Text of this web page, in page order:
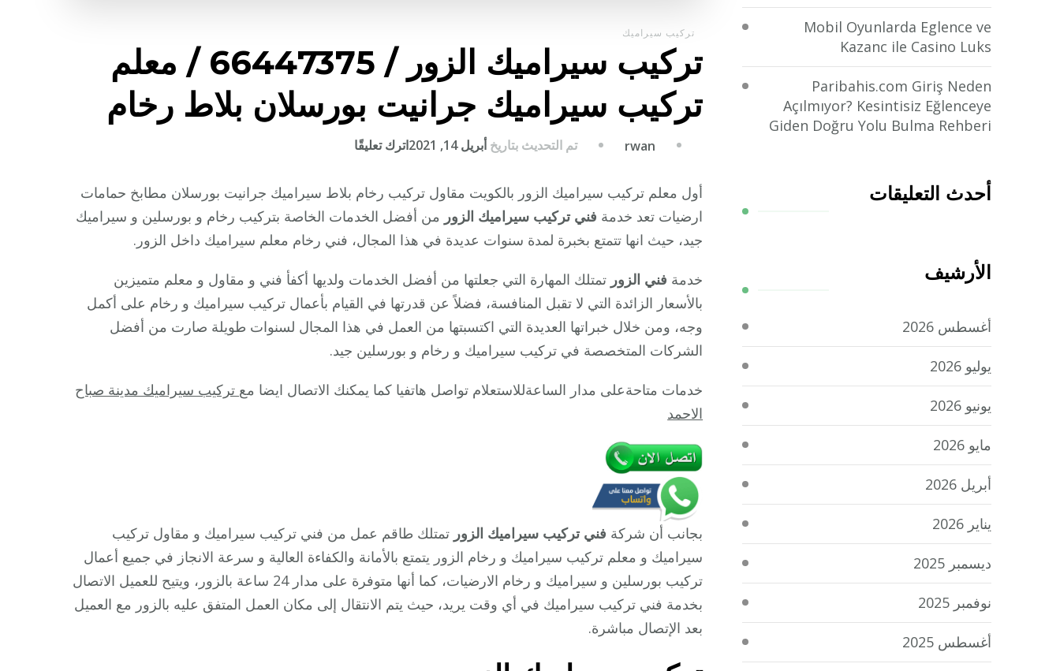
تركيب سيراميك
تركيب سيراميك الزور / 66447375 / معلم
تركيب سيراميك جرانيت بورسلان بلاط رخام
rwan تم التحديث بتاريخأبريل 14, 2021 اترك تعليقًا
سيراميك
الزور
66447375
معلم
تركيب
سيراميك
جرانيت
بلاط
أول معلم تركيب سيراميك الزور بالكويت مقاول تركيب رخام بلاط سيراميك جرانيت بورسلان مطابخ حمامات
ارضيات تعد خدمة فني تركيب سيراميك الزور من أفضل الخدمات الخاصة بتركيب رخام و بورسلين و سيراميك
جيد، حيث انها تتمتع بخبرة لمدة سنوات عديدة في هذا المجال، فني رخام معلم سيراميك داخل الزور.
خدمة فني الزور تمتلك المهارة التي جعلتها من أفضل الخدمات ولديها أكفأ فني و مقاول و معلم متميزين
بالأسعار الزائدة التي لا تقبل المنافسة، فضلاً عن قدرتها في القيام بأعمال تركيب سيراميك و رخام على أكمل
وجه، ومن خلال خبراتها العديدة التي اكتسبتها من العمل في هذا المجال لسنوات طويلة صارت من أفضل
الشركات المتخصصة في تركيب سيراميك و رخام و بورسلين جيد.
خدمات متاحةعلى مدار الساعةللاستعلام تواصل هاتفيا كما يمكنك الاتصال ايضا مع تركيب سيراميك مدينة صباح
الاحمد
بجانب أن شركة فني تركيب سيراميك الزور تمتلك طاقم عمل من فني تركيب سيراميك و مقاول تركيب
سيراميك و معلم تركيب سيراميك و رخام الزور يتمتع بالأمانة والكفاءة العالية و سرعة الانجاز في جميع أعمال
تركيب بورسلين و سيراميك و رخام الارضيات، كما أنها متوفرة على مدار 24 ساعة بالزور، ويتيح للعميل الاتصال
بخدمة فني تركيب سيراميك في أي وقت يريد، حيث يتم الانتقال إلى مكان العمل المتفق عليه بالزور مع العميل
بعد الإتصال مباشرة.
Mobil Oyunlarda Eglence ve
Kazanc ile Casino Luks
Paribahis.com Giriş Neden
Açılmıyor? Kesintisiz Eğlenceye
Giden Doğru Yolu Bulma Rehberi
أحدث التعليقات
الأرشيف
أغسطس 2026
يوليو 2026
يونيو 2026
مايو 2026
أبريل 2026
يناير 2026
ديسمبر 2025
نوفمبر 2025
أغسطس 2025